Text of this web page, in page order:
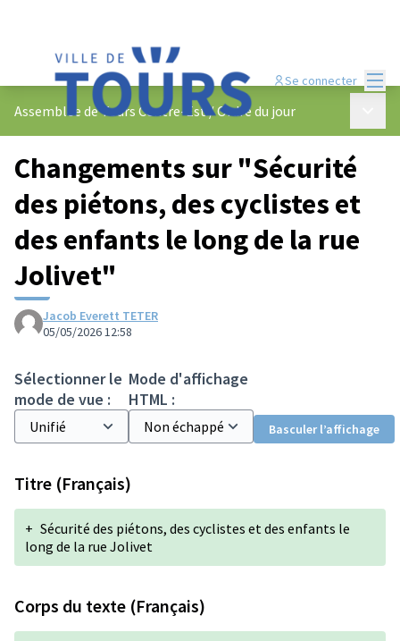
Se connecter
Assemblée de Tours Centre-Est/Ordre du jour
Changements sur "Sécurité
des piétons, des cyclistes et
des enfants le long de la rue
Jolivet"
Jacob Everett TETER
05/05/2026 12:58
Sélectionner le
mode de vue :
Mode d'affichage
HTML :
Basculer l’affichage
Titre (Français)
+ Sécurité des piétons, des cyclistes et des enfants le
long de la rue Jolivet
Corps du texte (Français)